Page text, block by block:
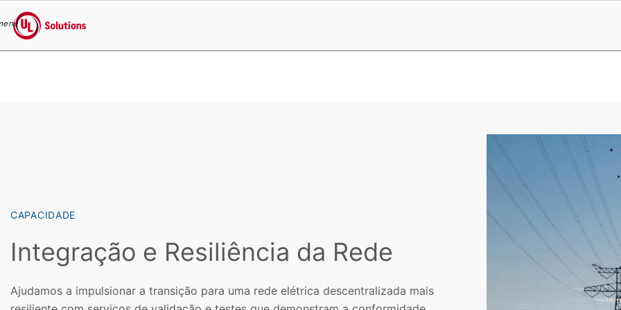
UL Solutions
CAPACIDADE
Integração e Resiliência da Rede
Ajudamos a impulsionar a transição para uma rede elétrica descentralizada mais